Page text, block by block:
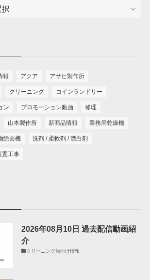
報 アクア アサヒ製作所
クリーニング コインランドリー
ン プロモーション動画 修理
山本製作所 新商品情報 業務用乾燥機
除去機 洗剤 / 柔軟剤 / 漂白剤
置工事
2026年08月10日 過去配信動画紹
介
クリーニング店向け情報